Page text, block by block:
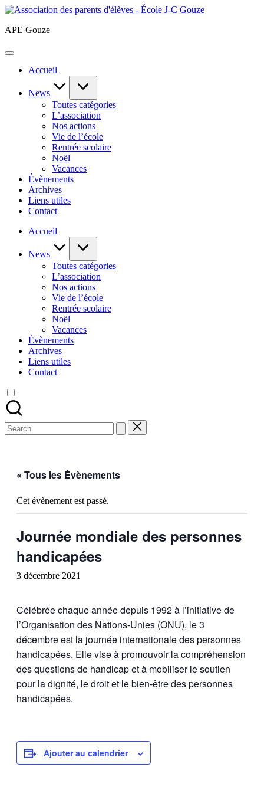
Skip
content
Association
APE Gouze
Accueil
News
Toutes catégories
L’association
Nos actions
Vie de l’école
Rentrée scolaire
Noël
Vacances
Évènements
Archives
Liens utiles
Contact
Accueil
News
Toutes catégories
L’association
Nos actions
Vie de l’école
Rentrée scolaire
Noël
Vacances
Évènements
Archives
Liens utiles
Contact
Search
for:
« Tous les Évènements
Cet évènement est passé.
Journée mondiale des personnes
handicapées
3 décembre 2021
Célébrée chaque année depuis 1992 à l’initiative de
l’Organisation des Nations-Unies (ONU), le 3
décembre est la journée internationale des personnes
handicapées. Elle vise à promouvoir la compréhension
des questions de handicap et à mobiliser le soutien
pour la dignité, le droit et le bien-être des personnes
handicapées.
Ajouter au calendrier